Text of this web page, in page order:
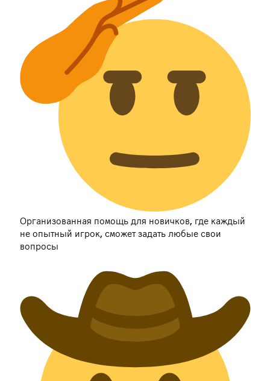
Организованная помощь для новичков, где каждый
не опытный игрок, сможет задать любые свои
вопросы